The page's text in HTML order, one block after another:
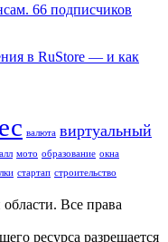
66 подписчиков
в RuStore — и как
валюта виртуальный
мото образование окна
стартап строительство
Все права
ресурса разрешается